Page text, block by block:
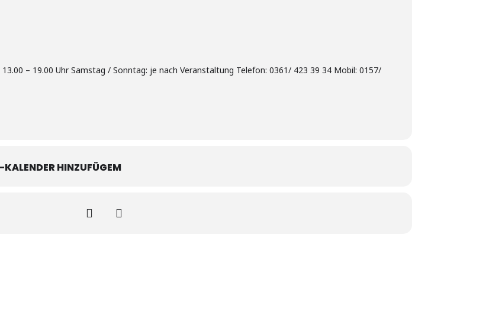
– 19.00 Uhr Samstag / Sonntag: je nach Veranstaltung Telefon: 0361/ 423 39 34 Mobil: 0157/
HINZUFÜGEM